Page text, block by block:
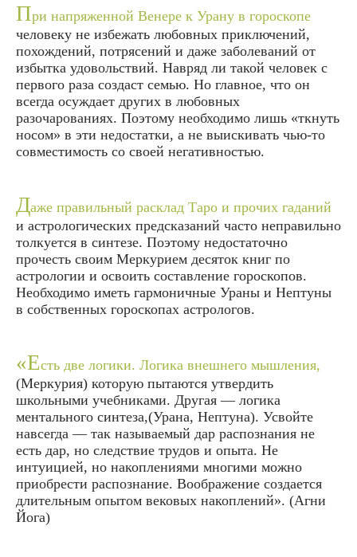
При напряженной Венере к Урану в гороскопе
человеку не избежать любовных приключений,
похождений, потрясений и даже заболеваний от
избытка удовольствий. Навряд ли такой человек с
первого раза создаст семью. Но главное, что он
всегда осуждает других в любовных
разочарованиях. Поэтому необходимо лишь «ткнуть
носом» в эти недостатки, а не выискивать чью-то
совместимость со своей негативностью.
Даже правильный расклад Таро и прочих гаданий
и астрологических предсказаний часто неправильно
толкуется в синтезе. Поэтому недостаточно
прочесть своим Меркурием десяток книг по
астрологии и освоить составление гороскопов.
Необходимо иметь гармоничные Ураны и Нептуны
в собственных гороскопах астрологов.
«Есть две логики. Логика внешнего мышления,
(Меркурия) которую пытаются утвердить
школьными учебниками. Другая — логика
ментального синтеза,(Урана, Нептуна). Усвойте
навсегда — так называемый дар распознания не
есть дар, но следствие трудов и опыта. Не
интуицией, но накоплениями многими можно
приобрести распознание. Воображение создается
длительным опытом вековых накоплений». (Агни
Йога)